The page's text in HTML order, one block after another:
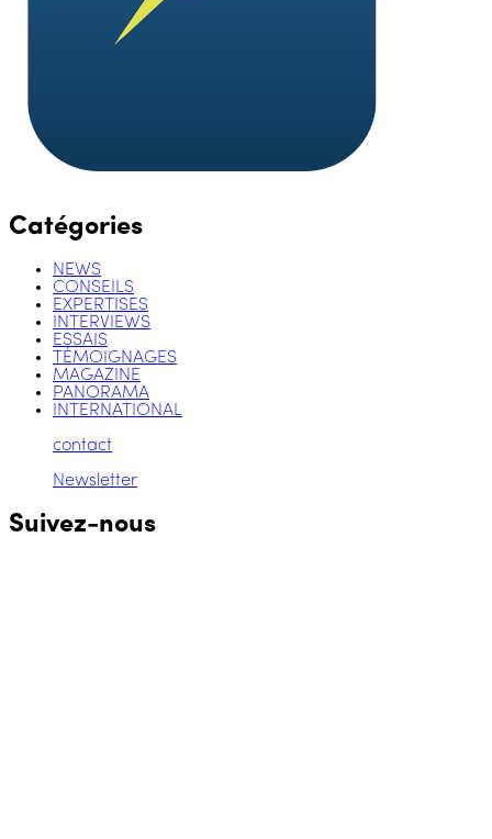
Catégories
NEWS
CONSEILS
EXPERTISES
INTERVIEWS
ESSAIS
TÉMOIGNAGES
MAGAZINE
PANORAMA
INTERNATIONAL
contact
Newsletter
Suivez-nous